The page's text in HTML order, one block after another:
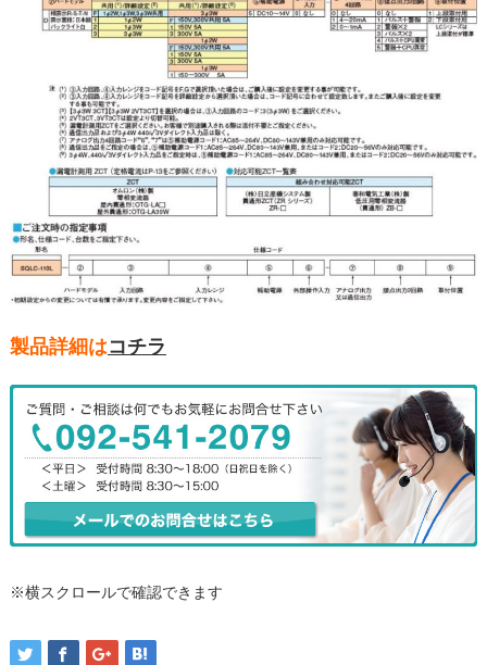
製品詳細はコチラ
※横スクロールで確認できます